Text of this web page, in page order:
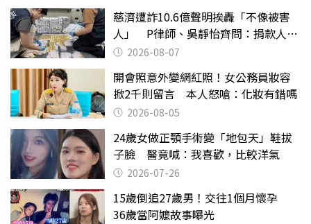
慈濟遭詐10.6億聲明挨轟「不像被害
人」 P律師、吳靜怡齊問：捐款人有
權知道真相
2026-08-07
開會照意外變網紅照！女公務員妝容
掀2千則留言 本人怒嗆：化妝有錯嗎
2026-08-05
24歲女做正顎手術變「地包天」鞋拔
子臉 醫竟喊：我喜歡，比較洋氣
2026-07-26
15歲倒追27歲男！交往1個月懷孕
36歲當阿嬤故事曝光